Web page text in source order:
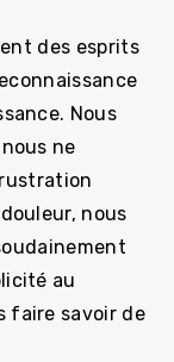
des esprits
Nous
ne
nous
au
faire savoir de